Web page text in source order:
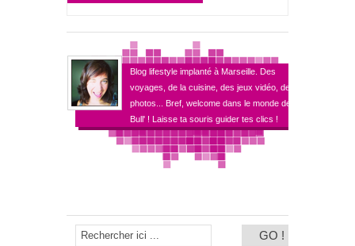
Blog lifestyle implanté à Marseille. Des
voyages, de la cuisine, des jeux vidéo, des
photos... Bref, welcome dans le monde de
Bull' ! Laisse ta souris guider tes clics !